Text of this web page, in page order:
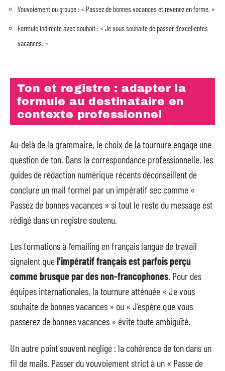
Vouvoiement ou groupe : « Passez de bonnes vacances et revenez en forme. »
Formule indirecte avec souhait : « Je vous souhaite de passer d’excellentes
vacances. »
Ton et registre : adapter la
formule au destinataire en
contexte professionnel
Au-delà de la grammaire, le choix de la tournure engage une
question de ton. Dans la correspondance professionnelle, les
guides de rédaction numérique récents déconseillent de
conclure un mail formel par un impératif sec comme «
Passez de bonnes vacances » si tout le reste du message est
rédigé dans un registre soutenu.
Les formations à l’emailing en français langue de travail
signalent quel’impératif français est parfois perçu
comme brusque par des non-francophones. Pour des
équipes internationales, la tournure atténuée « Je vous
souhaite de bonnes vacances » ou « J’espère que vous
passerez de bonnes vacances » évite toute ambiguïté.
Un autre point souvent négligé : la cohérence de ton dans un
fil de mails. Passer du vouvoiement strict à un « Passe de